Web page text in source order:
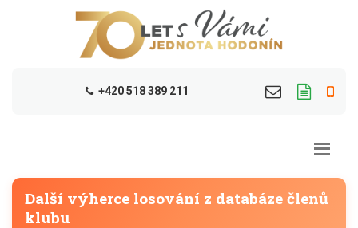
+420 518 389 211
Další výherce losování z databáze členů
klubu